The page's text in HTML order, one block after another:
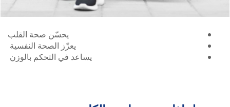
يحسّن صحة القلب
يعزّز الصحة النفسية
يساعد في التحكم بالوزن